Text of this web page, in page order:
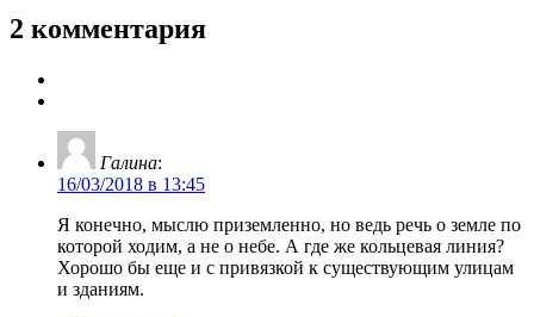
2 комментария
Галина:
16/03/2018 в 13:45
Я конечно, мыслю приземленно, но ведь речь о земле по
которой ходим, а не о небе. А где же кольцевая линия?
Хорошо бы еще и с привязкой к существующим улицам
и зданиям.